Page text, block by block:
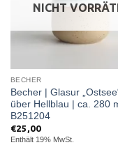
NICHT
BECHER
Becher | Glasur
über Hellblau | ca. 280
B251204
€25,00
Enthält 19% MwSt.